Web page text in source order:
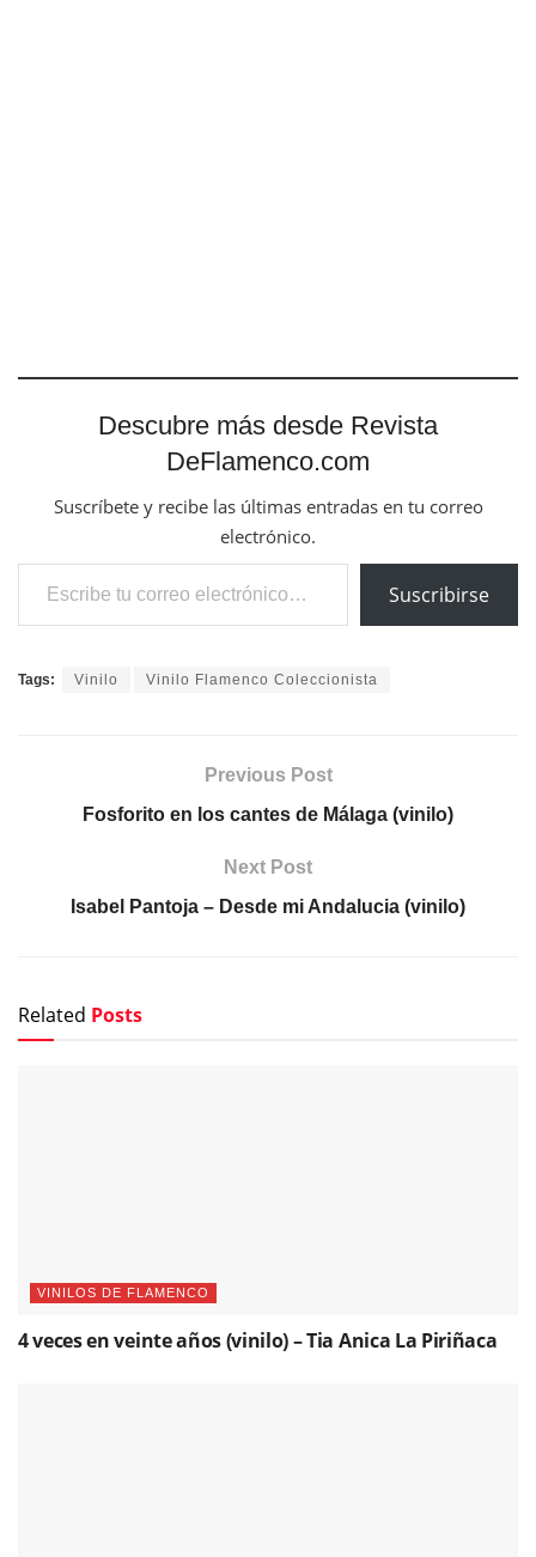
Descubre más desde Revista
DeFlamenco.com
Suscríbete y recibe las últimas entradas en tu correo
electrónico.
Escribe tu correo electrónico…
Suscribirse
Tags: Vinilo Vinilo Flamenco Coleccionista
Previous Post
Fosforito en los cantes de Málaga (vinilo)
Next Post
Isabel Pantoja – Desde mi Andalucia (vinilo)
Related Posts
VINILOS DE FLAMENCO
4 veces en veinte años (vinilo) – Tia Anica La Piriñaca